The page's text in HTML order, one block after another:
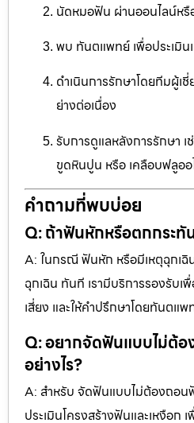
นัดหมอฟัน ผ่านออนไลน์หรื
พบ ทันตแพทย์ เพื่อประเมิน
ดำเนินการรักษาโดยทีมผู้
ย่างต่อเนื่อง
รับการดูแลหลังการรักษา เ
ขูดหินปูน หรือ เคลือบฟลูออ
คำถามที่พบบ่อย
Q: ถ้าฟันหักหรือตกกระทั
A: ในกรณี ฟันหัก หรือมีเหตุฉุกเ
ฉุกเฉิน ทันที เรามีบริการรองรับเ
เสี่ยง และให้คำปรึกษาโดยทันตแพ
Q: อยากจัดฟันแบบไม่ต้
อย่างไร?
A: สำหรับ จัดฟันแบบไม่ต้องถอน
ประเมินโครงสร้างฟันและเหงือก